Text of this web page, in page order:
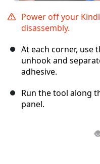
Power off your
disassembly.
At each corner, use
unhook and
adhesive.
Run the tool along
panel.